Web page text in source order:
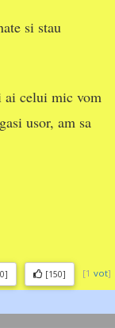
si stau
ai celui mic vom
usor, am sa
[150] [1 vot]